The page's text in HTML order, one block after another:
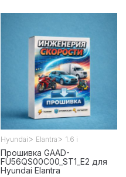
Hyundai > Elantra > 1.6 i
Прошивка GAAD-
FU56QS00C00_ST1_E2 для
Hyundai Elantra